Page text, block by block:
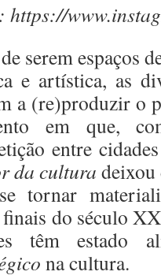
https://
serem espaços
e artística, as
a (re)produzir o
em que,
entre
da cultura deixou
tornar
finais do século
têm estado
na cultura.